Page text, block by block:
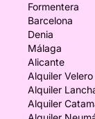
Formentera
Barcelona
Denia
Málaga
Alicante
Alquiler Velero
Alquiler
Alquiler